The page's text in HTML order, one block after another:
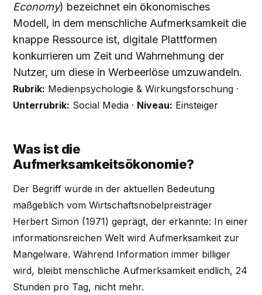
Economy) bezeichnet ein ökonomisches
Modell, in dem menschliche Aufmerksamkeit die
knappe Ressource ist, digitale Plattformen
konkurrieren um Zeit und Wahrnehmung der
Nutzer, um diese in Werbeerlöse umzuwandeln.
Rubrik: Medienpsychologie & Wirkungsforschung ·
Unterrubrik: Social Media · Niveau: Einsteiger
Was ist die
Aufmerksamkeitsökonomie?
Der Begriff wurde in der aktuellen Bedeutung
maßgeblich vom Wirtschaftsnobelpreisträger
Herbert Simon (1971) geprägt, der erkannte: In einer
informationsreichen Welt wird Aufmerksamkeit zur
Mangelware. Während Information immer billiger
wird, bleibt menschliche Aufmerksamkeit endlich, 24
Stunden pro Tag, nicht mehr.